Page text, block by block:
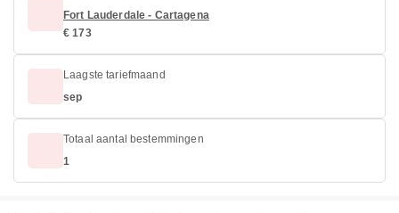
Fort Lauderdale - Cartagena
€ 173
Laagste tariefmaand
sep
Totaal aantal bestemmingen
1